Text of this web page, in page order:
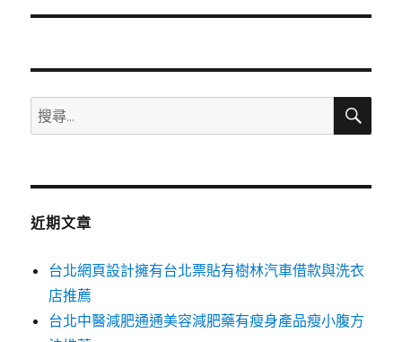
文
搜
尋
鍵
搜
近期文章
台北網頁設計擁有台北票貼有樹林汽車借款與洗衣
店推薦
台北中醫減肥通通美容減肥藥有瘦身產品瘦小腹方